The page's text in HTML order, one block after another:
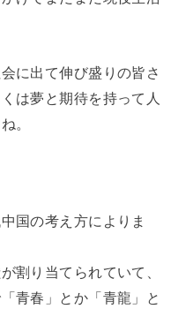
に出て伸び盛りの皆さ
は夢と期待を持って人
。
国の考え方によりま
割り当てられていて、
青春」とか「青龍」と